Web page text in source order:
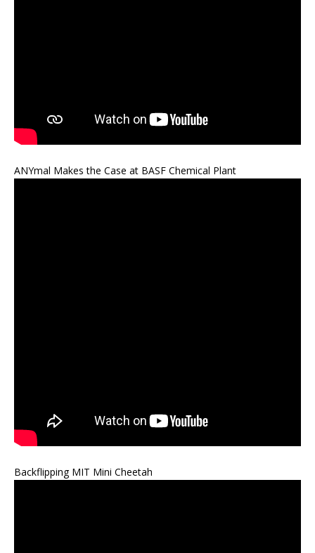
ANYmal Makes the Case at BASF Chemical Plant
Backflipping MIT Mini Cheetah